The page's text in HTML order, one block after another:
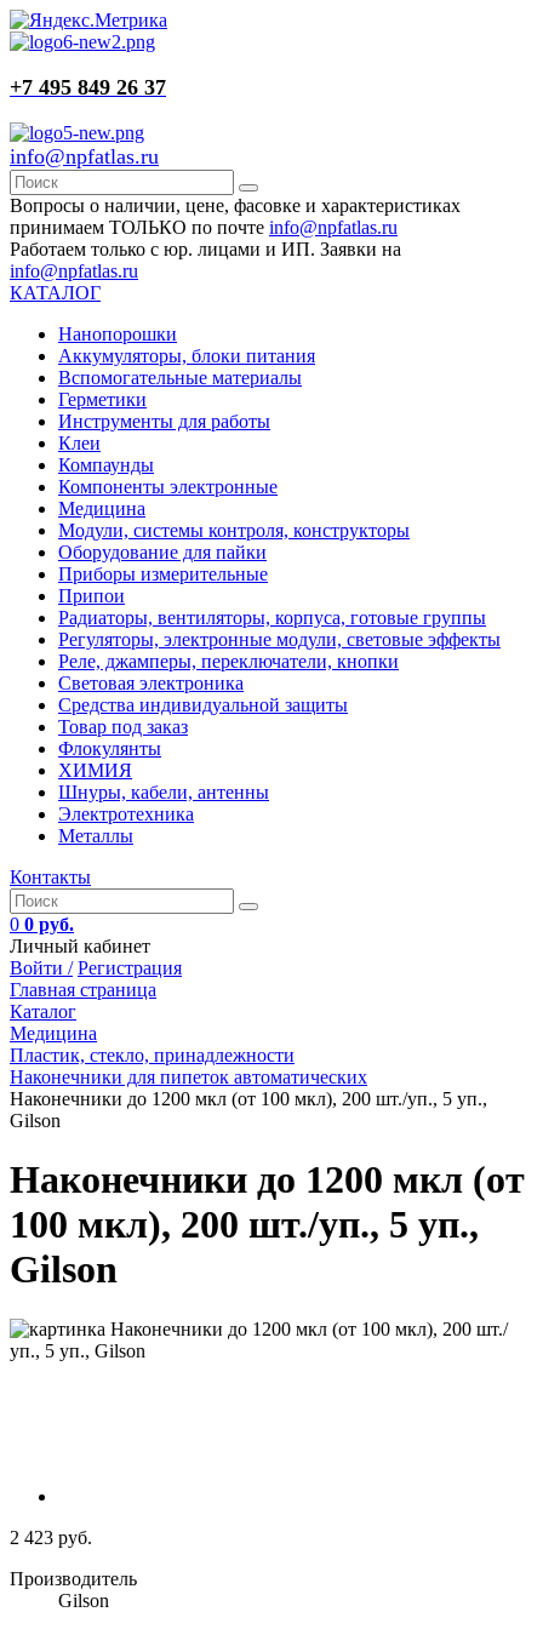
+7 495 849 26 37
info@npfatlas.ru
Вопросы о наличии, цене, фасовке и характеристиках
принимаем ТОЛЬКО по почте info@npfatlas.ru
Работаем только с юр. лицами и ИП. Заявки на
info@npfatlas.ru
КАТАЛОГ
Нанопорошки
Аккумуляторы, блоки питания
Вспомогательные материалы
Герметики
Инструменты для работы
Клеи
Компаунды
Компоненты электронные
Медицина
Модули, системы контроля, конструкторы
Оборудование для пайки
Приборы измерительные
Припои
Радиаторы, вентиляторы, корпуса, готовые группы
Регуляторы, электронные модули, световые эффекты
Реле, джамперы, переключатели, кнопки
Световая электроника
Средства индивидуальной защиты
Товар под заказ
Флокулянты
ХИМИЯ
Шнуры, кабели, антенны
Электротехника
Металлы
Контакты
0 0 руб.
Личный кабинет
Войти / Регистрация
Главная страница
Каталог
Медицина
Пластик, стекло, принадлежности
Наконечники для пипеток автоматических
Наконечники до 1200 мкл (от 100 мкл), 200 шт./уп., 5 уп.,
Gilson
Наконечники до 1200 мкл (от
100 мкл), 200 шт./уп., 5 уп.,
Gilson
2 423 руб.
Производитель
Gilson